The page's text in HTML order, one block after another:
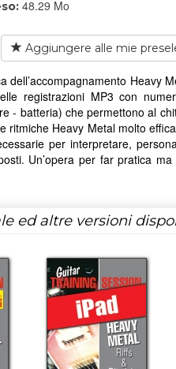
48.29 Mo
Aggiungere alle mie
dell’accompagnamento Heavy
registrazioni MP3 con
- batteria) che permettono al
ritmiche Heavy Metal molto
per interpretare,
Un’opera per far pratica
ed altre versioni